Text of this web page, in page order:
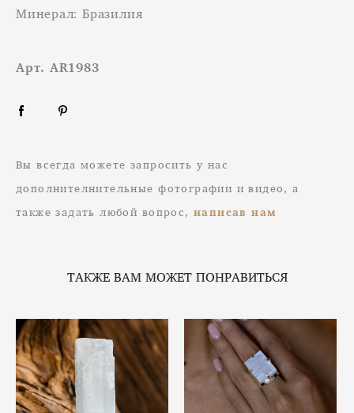
Минерал: Бразилия
Арт. АR1983
Вы всегда можете запросить у нас
дополнителнительные фотографии и видео, а
также задать любой вопрос, написав нам
ТАКЖЕ ВАМ МОЖЕТ ПОНРАВИТЬСЯ